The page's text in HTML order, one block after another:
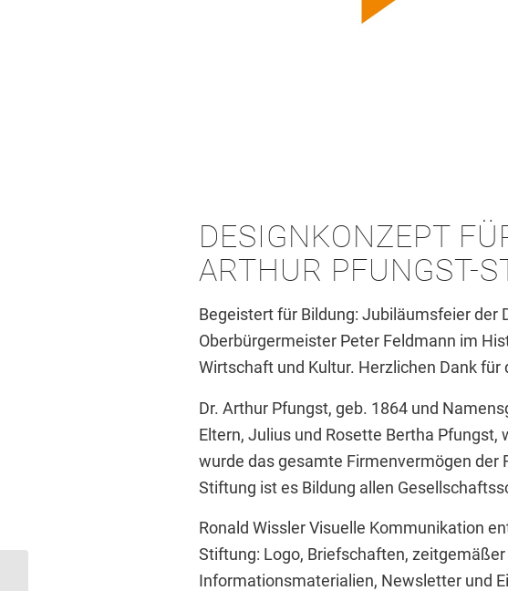
DESIGNKONZEPT
ARTHUR PFUNGST-
Begeistert für Bildung: Jubiläumsfeier
Oberbürgermeister Peter Feldmann im
Wirtschaft und Kultur. Herzlichen Dank
Dr. Arthur Pfungst, geb. 1864 und
Eltern, Julius und Rosette Bertha Pfungst,
wurde das gesamte Firmenvermögen der
Stiftung ist es Bildung allen
Ronald Wissler Visuelle Kommunikation
Stiftung: Logo, Briefschaften, zeitgemäßer
Informationsmaterialien, Newsletter und